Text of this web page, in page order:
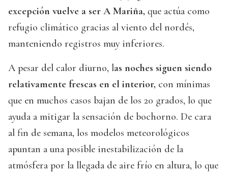
excepción vuelve a ser A Mariña, que actúa como
refugio climático gracias al viento del nordés,
manteniendo registros muy inferiores.
A pesar del calor diurno, las noches siguen siendo
relativamente frescas en el interior, con mínimas
que en muchos casos bajan de los 20 grados, lo que
ayuda a mitigar la sensación de bochorno. De cara
al fin de semana, los modelos meteorológicos
apuntan a una posible inestabilización de la
atmósfera por la llegada de aire frío en altura, lo que